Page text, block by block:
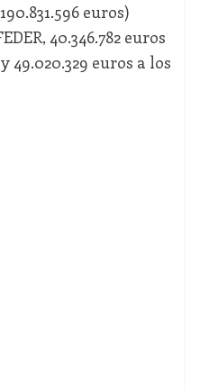
euros)
40.346.782 euros
49.020.329 euros a los